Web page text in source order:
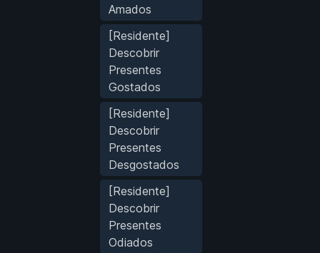
Amados
[Residente]
Descobrir
Presentes
Gostados
[Residente]
Descobrir
Presentes
Desgostados
[Residente]
Descobrir
Presentes
Odiados